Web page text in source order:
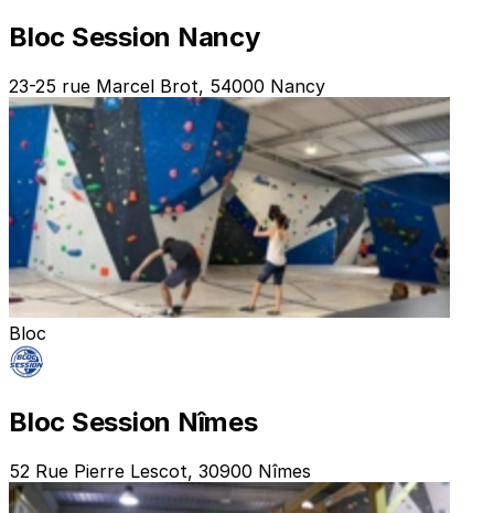
Bloc Session Nancy
23-25 rue Marcel Brot, 54000 Nancy
Bloc
Bloc Session Nîmes
52 Rue Pierre Lescot, 30900 Nîmes